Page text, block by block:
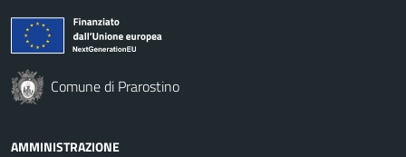
Comune di Prarostino
AMMINISTRAZIONE